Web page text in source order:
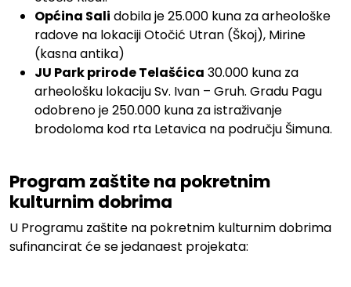
Općina Sali dobila je 25.000 kuna za arheološke
radove na lokaciji Otočić Utran (Škoj), Mirine
(kasna antika)
JU Park prirode Telašćica 30.000 kuna za
arheološku lokaciju Sv. Ivan – Gruh. Gradu Pagu
odobreno je 250.000 kuna za istraživanje
brodoloma kod rta Letavica na području Šimuna.
Program zaštite na pokretnim
kulturnim dobrima
U Programu zaštite na pokretnim kulturnim dobrima
sufinancirat će se jedanaest projekata: